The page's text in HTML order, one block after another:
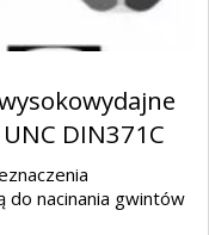
DIN371C
do nacinania gwintów